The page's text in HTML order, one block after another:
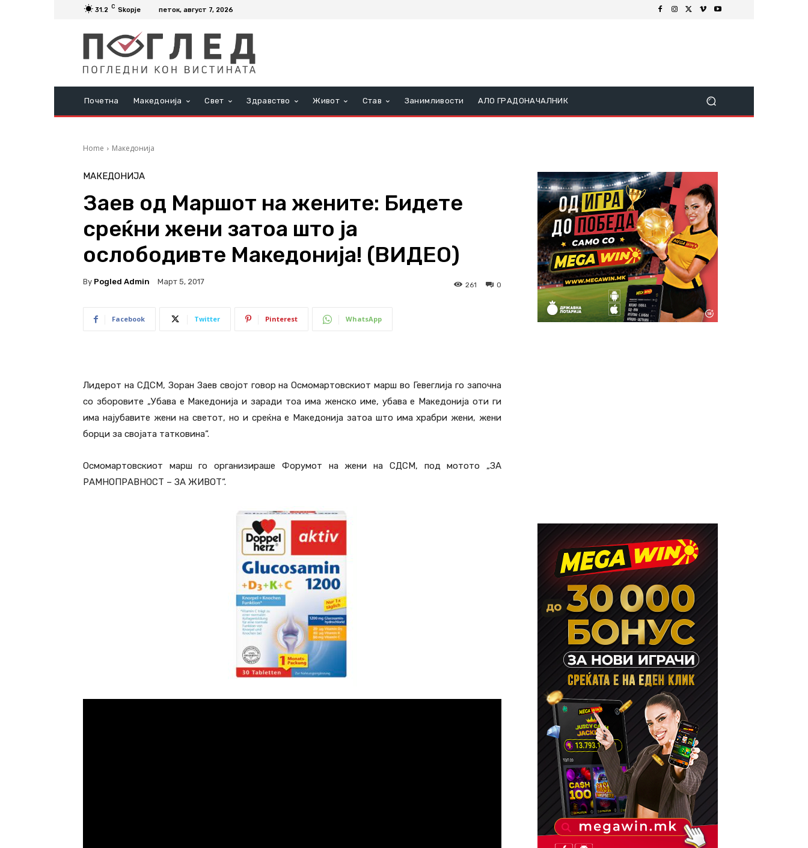
31.2 C Skopje петок, август 7, 2026
Почетна Македонија Свет Здравство Живот Став Занимливости АЛО ГРАДОНАЧАЛНИК
Home Македонија
МАКЕДОНИЈА
Заев од Маршот на жените: Бидете
среќни жени затоа што ја
ослободивте Македонија! (ВИДЕО)
By Pogled Admin Март 5, 2017 0
261
Facebook Twitter Pinterest WhatsApp
Лидерот на СДСМ, Зоран Заев својот говор на Осмомартовскиот марш во Гевеглија го започна
со зборовите „Убава е Македонија и заради тоа има женско име, убава е Македонија оти ги
има најубавите жени на светот, но и среќна е Македонија затоа што има храбри жени, жени
борци за својата татковина“.
Осмомартовскиот марш го организираше Форумот на жени на СДСМ, под мотото „ЗА
РАМНОПРАВНОСТ – ЗА ЖИВОТ“.